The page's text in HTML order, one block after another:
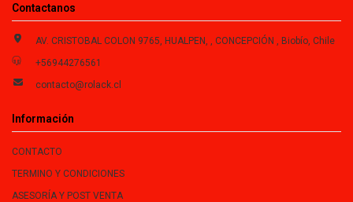
Contactanos
AV. CRISTOBAL COLON 9765, HUALPEN, , CONCEPCIÓN , Biobío, Chile
+56944276561
contacto@rolack.cl
Información
CONTACTO
TERMINO Y CONDICIONES
ASESORÍA Y POST VENTA